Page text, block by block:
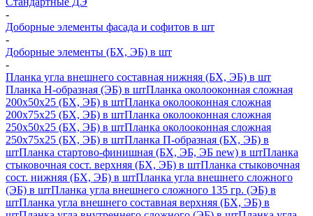
-
Доборные элементы фасада и софитов в шт
-
Доборные элементы (БХ, ЭБ) в шт
-
Планка угла внешнего составная нижняя (БХ, ЭБ) в шт
Планка H-образная (ЭБ) в штПланка околооконная сложная
200х50х25 (БХ, ЭБ) в штПланка околооконная сложная
200х75х25 (БХ, ЭБ) в штПланка околооконная сложная
250х50х25 (БХ, ЭБ) в штПланка околооконная сложная
250х75х25 (БХ, ЭБ) в штПланка П-образная (БХ, ЭБ) в
штПланка стартово-финишная (БХ, ЭБ, ЭБ new) в штПланка
стыковочная сост. верхняя (БХ, ЭБ) в штПланка стыковочная
сост. нижняя (БХ, ЭБ) в штПланка угла внешнего сложного
(ЭБ) в штПланка угла внешнего сложного 135 гр. (ЭБ) в
штПланка угла внешнего составная верхняя (БХ, ЭБ) в